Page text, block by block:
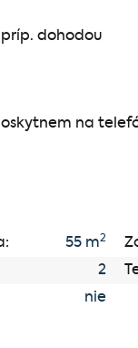
dohodou
na
55 m2
2
nie